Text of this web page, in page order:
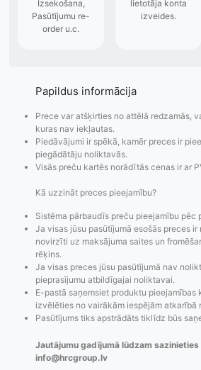
Pasūtījumu statusa
maiņas
paziņojumi,
Pasūtījumu re-
order u.c.
Visi
to
Papildus informācija
Prece var atšķirties no attēlā redzamās,
kuras nav iekļautas.
Piedāvājumi ir spēkā, kamēr preces ir
piegādātāju noliktavās.
Visās preču kartēs norādītās cenas ir ar
Kā uzzināt preces pieejamību?
Sistēma pārbaudīs preču pieejamību pēc
Ja visas jūsu pasūtījumā esošās preces
novirzīti uz maksājuma saites un
rēķins.
Ja visas preces jūsu pasūtījumā nav
pieprasījumu atbildīgajai noliktavai.
E-pastā saņemsiet produktu pieejamības
izvēlēties no vairākām iespējām atkarībā
Pasūtījums tiks apstrādāts tiklīdz būs
Jautājumu gadījumā lūdzam
info@hrcgroup.lv